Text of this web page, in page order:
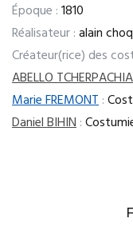
Époque :1810
Réalisateur :alain
Créateur(rice) des
ABELLO
Marie FREMONT:
Daniel BIHIN: